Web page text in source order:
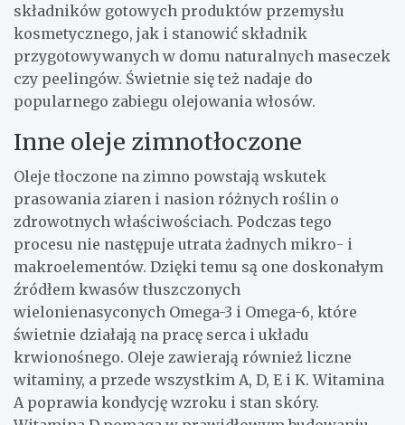
składników gotowych produktów przemysłu
kosmetycznego, jak i stanowić składnik
przygotowywanych w domu naturalnych maseczek
czy peelingów. Świetnie się też nadaje do
popularnego zabiegu olejowania włosów.
Inne oleje zimnotłoczone
Oleje tłoczone na zimno powstają wskutek
prasowania ziaren i nasion różnych roślin o
zdrowotnych właściwościach. Podczas tego
procesu nie następuje utrata żadnych mikro- i
makroelementów. Dzięki temu są one doskonałym
źródłem kwasów tłuszczonych
wielonienasyconych Omega-3 i Omega-6, które
świetnie działają na pracę serca i układu
krwionośnego. Oleje zawierają również liczne
witaminy, a przede wszystkim A, D, E i K. Witamina
A poprawia kondycję wzroku i stan skóry.